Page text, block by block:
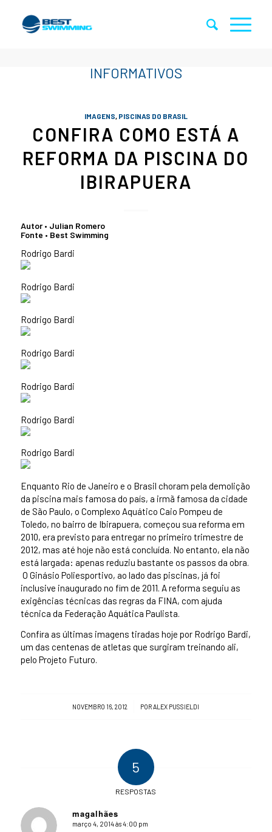
IMAGENS, PISCINAS DO BRASIL
CONFIRA COMO ESTÁ A
REFORMA DA PISCINA DO
IBIRAPUERA
Autor • Julian Romero
Fonte • Best Swimming
Rodrigo Bardi
Rodrigo Bardi
Rodrigo Bardi
Rodrigo Bardi
Rodrigo Bardi
Rodrigo Bardi
Rodrigo Bardi
Enquanto Rio de Janeiro e o Brasil choram pela demolição
da piscina mais famosa do país, a irmã famosa da cidade
de São Paulo, o Complexo Aquático Caio Pompeu de
Toledo, no bairro de Ibirapuera, começou sua reforma em
2010, era previsto para entregar no primeiro trimestre de
2012, mas até hoje não está concluída. No entanto, ela não
está largada: apenas reduziu bastante os passos da obra.
O Ginásio Poliesportivo, ao lado das piscinas, já foi
inclusive inaugurado no fim de 2011. A reforma seguiu as
exigências técnicas das regras da FINA, com ajuda
técnica da Federação Aquática Paulista.
Confira as últimas imagens tiradas hoje por Rodrigo Bardi,
um das centenas de atletas que surgiram treinando ali,
pelo Projeto Futuro.
NOVEMBRO 16, 2012
/ POR ALEX PUSSIELDI
5
RESPOSTAS
magalhães
says:
março 4, 2014 às 4:00 pm